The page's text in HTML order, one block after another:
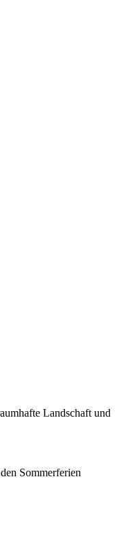
Land­schaft und
Som­mer­fe­rien